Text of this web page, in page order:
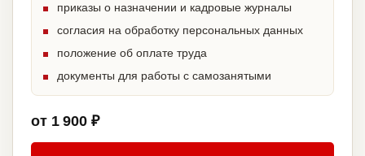
приказы о назначении и кадровые журналы
согласия на обработку персональных данных
положение об оплате труда
документы для работы с самозанятыми
от 1 900 ₽